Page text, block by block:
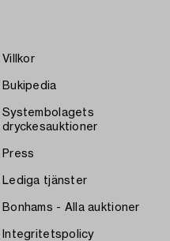
Villkor
Bukipedia
Systembolagets
dryckesauktioner
Press
Lediga tjänster
Bonhams - Alla auktioner
Integritetspolicy